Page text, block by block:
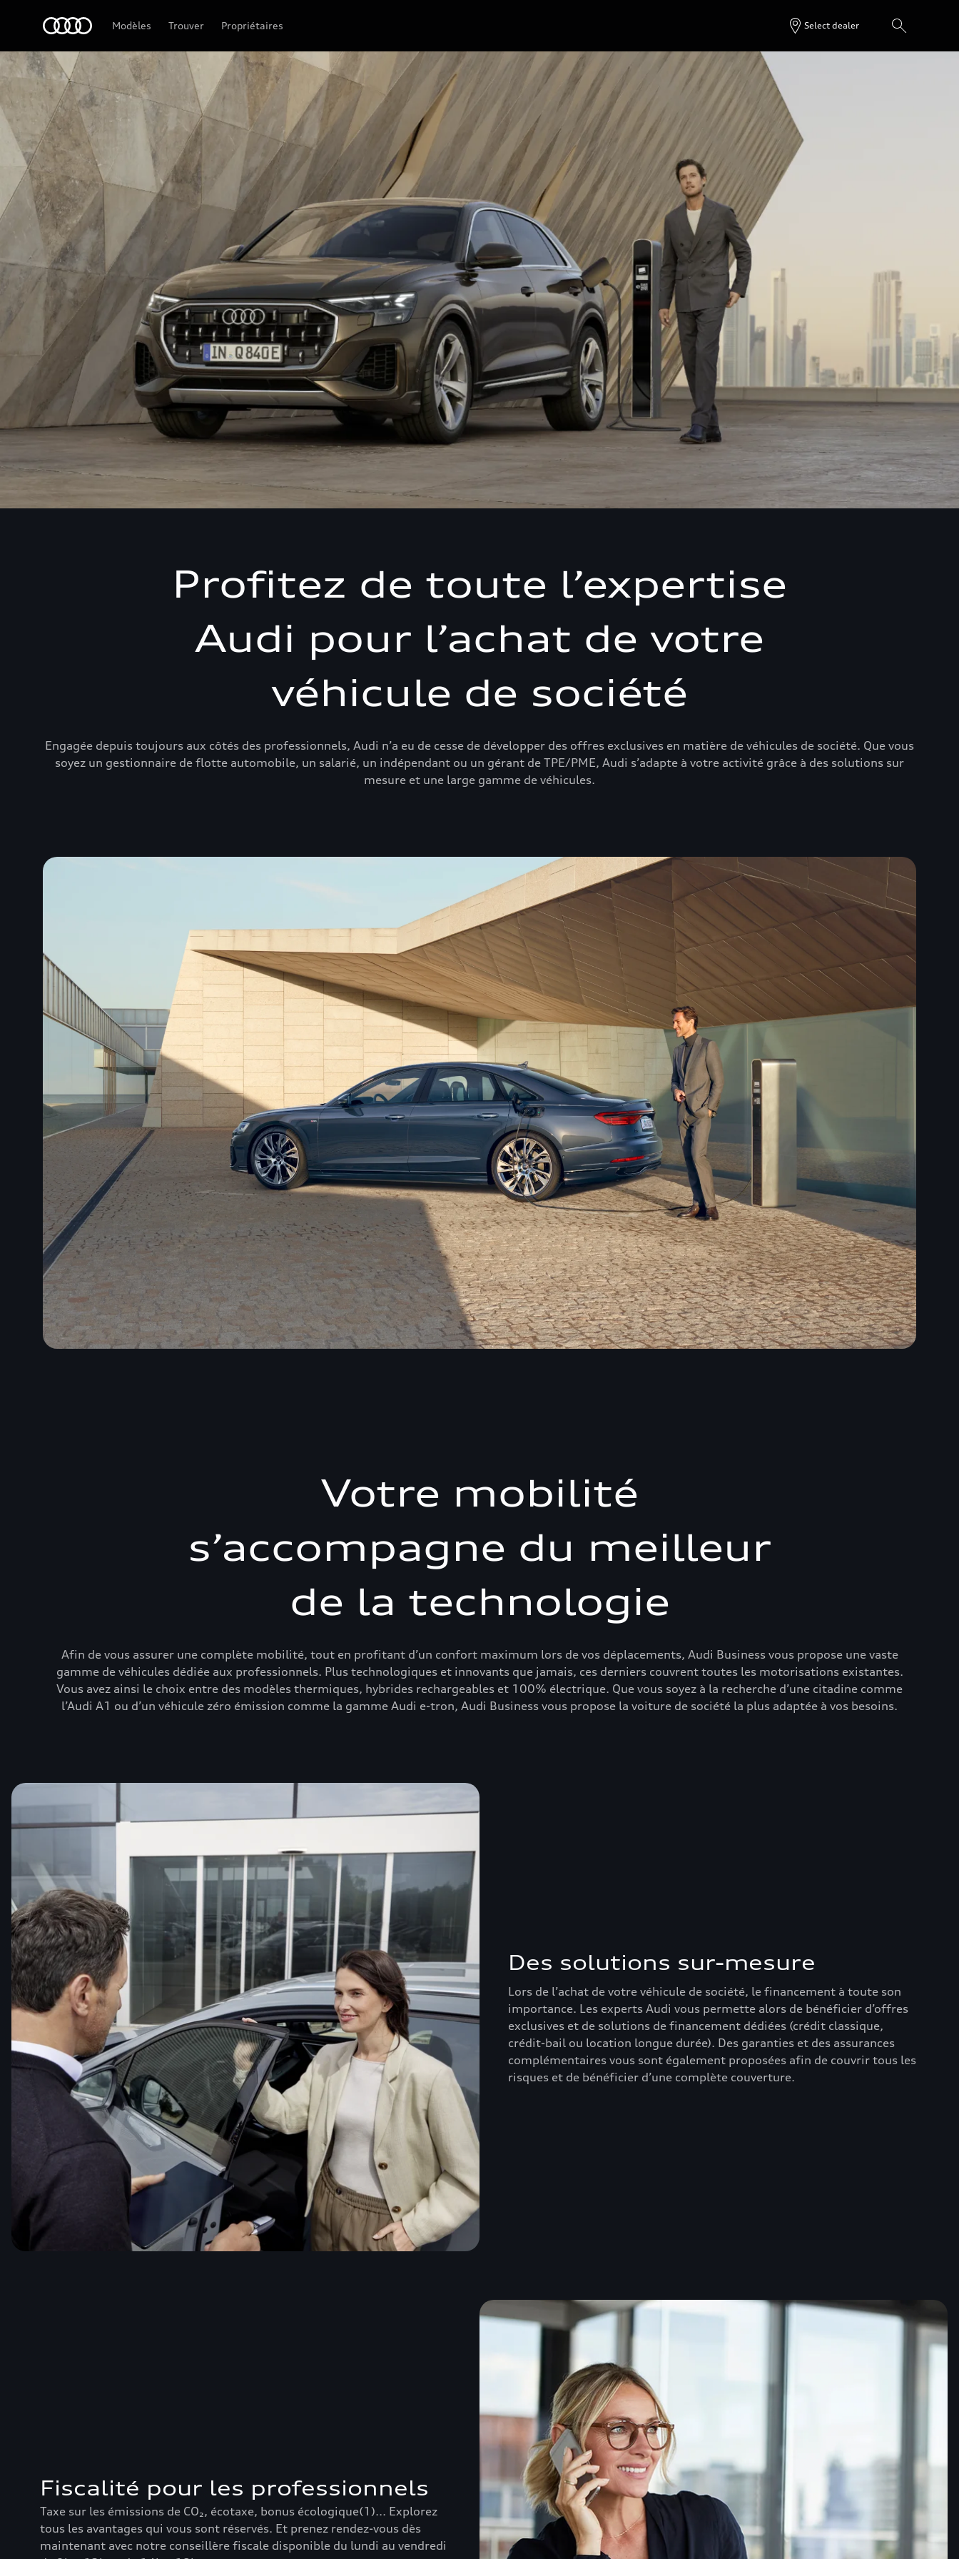
Modèles Trouver Propriétaires Select dealer
Profitez de toute l’expertise
Audi pour l’achat de votre
véhicule de société
Engagée depuis toujours aux côtés des professionnels, Audi n’a eu de cesse de développer des offres exclusives en matière de véhicules de société. Que vous
soyez un gestionnaire de flotte automobile, un salarié, un indépendant ou un gérant de TPE/PME, Audi s’adapte à votre activité grâce à des solutions sur
mesure et une large gamme de véhicules.
Votre mobilité
s’accompagne du meilleur
de la technologie
Afin de vous assurer une complète mobilité, tout en profitant d’un confort maximum lors de vos déplacements, Audi Business vous propose une vaste
gamme de véhicules dédiée aux professionnels. Plus technologiques et innovants que jamais, ces derniers couvrent toutes les motorisations existantes.
Vous avez ainsi le choix entre des modèles thermiques, hybrides rechargeables et 100% électrique. Que vous soyez à la recherche d’une citadine comme
l’Audi A1 ou d’un véhicule zéro émission comme la gamme Audi e-tron, Audi Business vous propose la voiture de société la plus adaptée à vos besoins.
Des solutions sur-mesure
Lors de l’achat de votre véhicule de société, le financement à toute son
importance. Les experts Audi vous permette alors de bénéficier d’offres
exclusives et de solutions de financement dédiées (crédit classique,
crédit-bail ou location longue durée). Des garanties et des assurances
complémentaires vous sont également proposées afin de couvrir tous les
risques et de bénéficier d’une complète couverture.
Fiscalité pour les professionnels
Taxe sur les émissions de CO₂, écotaxe, bonus écologique(1)... Explorez
tous les avantages qui vous sont réservés. Et prenez rendez-vous dès
maintenant avec notre conseillère fiscale disponible du lundi au vendredi